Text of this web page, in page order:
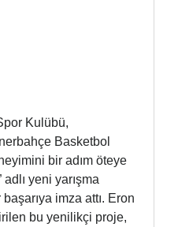
Kulübü,
Basketbol
bir adım öteye
yeni yarışma
imza attı. Eron
bu yenilikçi proje,